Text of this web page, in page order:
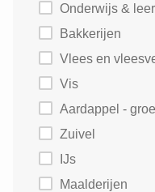
Onderwijs &
Bakkerijen
Vlees en
Vis
Aardappel -
Zuivel
IJs
Maalderijen